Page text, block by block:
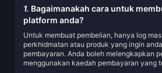
1. Bagaimanakah cara untuk
platform anda?
Untuk membuat pembelian, hanya log
perkhidmatan atau produk yang ingin
pembayaran. Anda boleh melengkapkan
menggunakan kaedah pembayaran yang